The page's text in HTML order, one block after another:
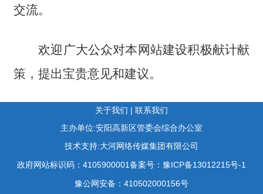
交流。
欢迎广大公众对本网站建设积极献计献
策，提出宝贵意见和建议。
关于我们
联系我们
主办单位:安阳高新区管委会综合办公室
技术支持:大河网络传媒集团有限公司
政府网站标识码：4105900001备案号：豫ICP备13012215号-1
豫公网安备：410502000156号